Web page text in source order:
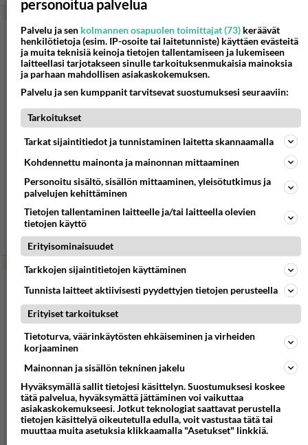
Porkkanakakku
Porkkanakakku on helppo tehdä - ja vielä helpompi syödä! Se
maistuu, vaikkei olisikaan porkkanoiden ylin ystävä.
personoitua palvelua
Palvelu ja sen kolmannen osapuolen toimittajat (73) keräävät
henkilötietoja (esim. IP-osoite tai laitetunniste) käyttäen evästeitä
ja muita teknisiä keinoja tietojen tallentamiseen ja lukemiseen
laitteellasi tarjotakseen sinulle tarkoituksenmukaisia mainoksia
ja parhaan mahdollisen asiakaskokemuksen.
Palvelu ja sen kumppanit tarvitsevat suostumuksesi seuraaviin:
Tarkoitukset
Tarkat sijaintitiedot ja tunnistaminen laitetta skannaamalla
Kohdennettu mainonta ja mainonnan mittaaminen
Personoitu sisältö, sisällön mittaaminen, yleisötutkimus ja
palvelujen kehittäminen
Tietojen tallentaminen laitteelle ja/tai laitteella olevien
tietojen käyttö
Erityisominaisuudet
Tarkkojen sijaintitietojen käyttäminen
Tunnista laitteet aktiivisesti pyydettyjen tietojen perusteella
Erityiset tarkoitukset
Tietoturva, väärinkäytösten ehkäiseminen ja virheiden
korjaaminen
Mainonnan ja sisällön tekninen jakelu
Hyväksymällä sallit tietojesi käsittelyn. Suostumuksesi koskee
tätä palvelua, hyväksymättä jättäminen voi vaikuttaa
asiakaskokemukseesi. Jotkut teknologiat saattavat perustella
tietojen käsittelyä oikeutetulla edulla, voit vastustaa tätä tai
muuttaa muita asetuksia klikkaamalla "Asetukset" linkkiä.